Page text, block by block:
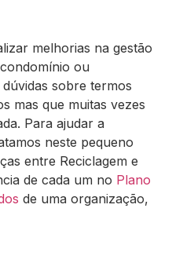
melhorias na gestão
ou
sobre termos
mas que muitas vezes
Para ajudar a
neste pequeno
entre Reciclagem e
de cada um no Plano
de uma organização,